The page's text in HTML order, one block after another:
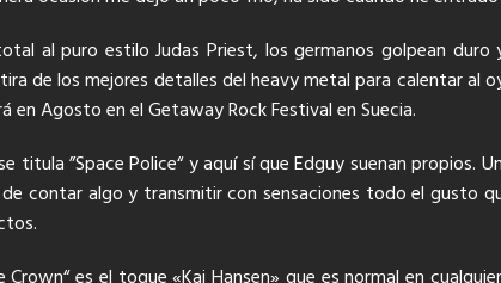
al puro estilo Judas Priest, los germanos golpean
de los mejores detalles del heavy metal para calentar al
en Agosto en el Getaway Rock Festival en Suecia.
titula ”Space Police“ y aquí sí que Edguy suenan
contar algo y transmitir con sensaciones todo el gusto